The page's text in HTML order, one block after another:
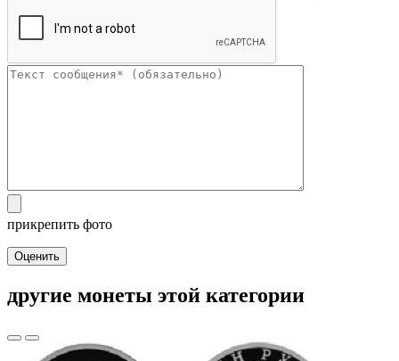
прикрепить фото
Оценить
другие монеты этой категории